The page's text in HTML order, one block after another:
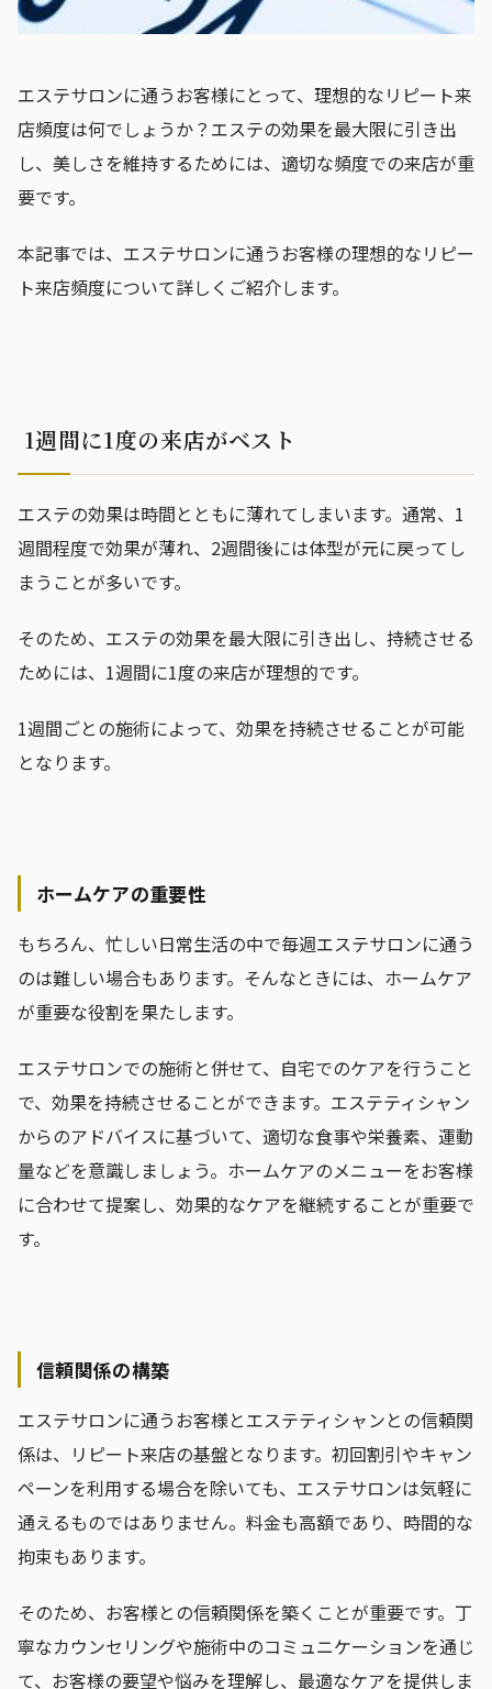
エステサロンに通うお客様にとって、理想的なリピート来
店頻度は何でしょうか？エステの効果を最大限に引き出
し、美しさを維持するためには、適切な頻度での来店が重
要です。
本記事では、エステサロンに通うお客様の理想的なリピー
ト来店頻度について詳しくご紹介します。
1週間に1度の来店がベスト
エステの効果は時間とともに薄れてしまいます。通常、1
週間程度で効果が薄れ、2週間後には体型が元に戻ってし
まうことが多いです。
そのため、エステの効果を最大限に引き出し、持続させる
ためには、1週間に1度の来店が理想的です。
1週間ごとの施術によって、効果を持続させることが可能
となります。
ホームケアの重要性
もちろん、忙しい日常生活の中で毎週エステサロンに通う
のは難しい場合もあります。そんなときには、ホームケア
が重要な役割を果たします。
エステサロンでの施術と併せて、自宅でのケアを行うこと
で、効果を持続させることができます。エステティシャン
からのアドバイスに基づいて、適切な食事や栄養素、運動
量などを意識しましょう。ホームケアのメニューをお客様
に合わせて提案し、効果的なケアを継続することが重要で
す。
信頼関係の構築
エステサロンに通うお客様とエステティシャンとの信頼関
係は、リピート来店の基盤となります。初回割引やキャン
ペーンを利用する場合を除いても、エステサロンは気軽に
通えるものではありません。料金も高額であり、時間的な
拘束もあります。
そのため、お客様との信頼関係を築くことが重要です。丁
寧なカウンセリングや施術中のコミュニケーションを通じ
て、お客様の要望や悩みを理解し、最適なケアを提供しま